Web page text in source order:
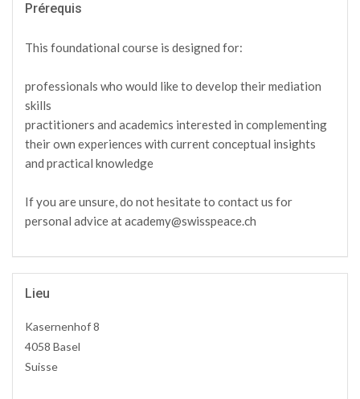
Prérequis
This foundational course is designed for:
professionals who would like to develop their mediation
skills
practitioners and academics interested in complementing
their own experiences with current conceptual insights
and practical knowledge
If you are unsure, do not hesitate to contact us for
personal advice at academy@swisspeace.ch
Lieu
Kasernenhof 8
4058 Basel
Suisse